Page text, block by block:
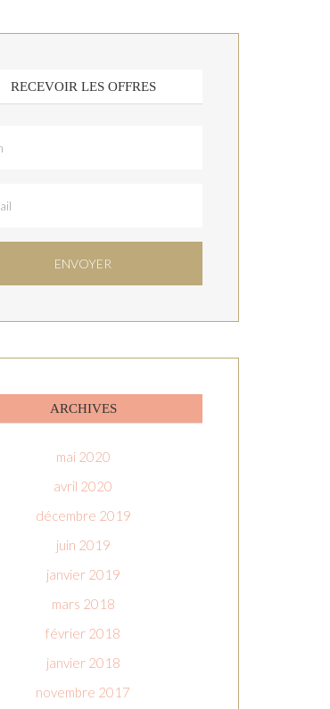
RECEVOIR LES OFFRES
ARCHIVES
mai 2020
avril 2020
décembre 2019
juin 2019
janvier 2019
mars 2018
février 2018
janvier 2018
novembre 2017